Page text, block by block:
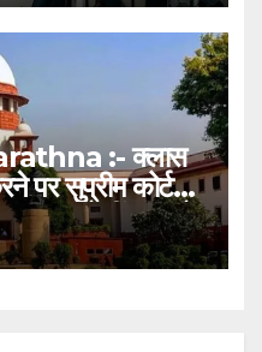
:- क्लास
पर सुप्रीम कोर्ट
बोलीं- छात्रों